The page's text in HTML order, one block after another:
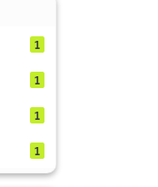
1
1
1
1